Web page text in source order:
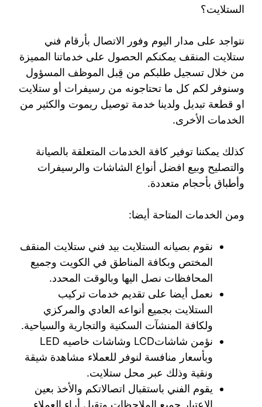
الستلايت؟
نتواجد على مدار اليوم وفور الاتصال بأرقام فني
ستلايت المنقف يمكنكم الحصول على خدماتنا المميزة
من خلال تسجيل طلبكم من قِبل الموظف المسؤول
وسنوفر لكم كل ما تحتاجونه من رسيفرات أو ستلايت
او قطعة تبديل ولدينا خدمة توصيل ريموت والكثير من
الخدمات الأخرى.
كذلك يمكننا توفير كافة الخدمات المتعلقة بالصيانة
والتصليح وبيع افضل أنواع الشاشات والرسيفرات
وأطباق بأحجام متعددة.
ومن الخدمات المتاحة أيضا:
نقوم بصيانه الستلايت بيد فني ستلايت المنقف
المختص وبكافة المناطق في الكويت وجميع
المحافظات نصل اليها وبالوقت المحدد.
نعمل أيضا على تقديم خدمات تركيب
الستلايت بجميع أنواعه العادي والمركزي
ولكافة المنشآت السكنية والتجارية والسياحية.
نؤمن شاشاتLCD وشاشات خاصيه LED
وبأسعار منافسة لنوفر للعملاء مشاهدة شيقة
ونقية وذلك عبر محل ستلايت.
يقوم الفني باستقبال اتصالاتكم والأخذ بعين
الاعتبار جميع الملاحظات وتقبل أراء العملاء